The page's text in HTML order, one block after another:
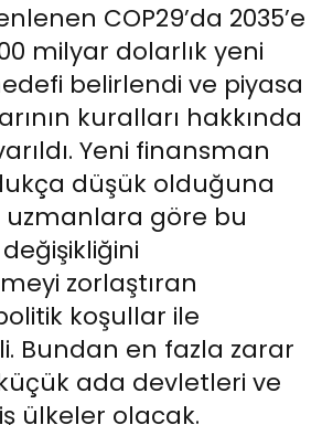
COP29’da 2035’e
milyar dolarlık yeni
belirlendi ve piyasa
kuralları hakkında
Yeni finansman
düşük olduğuna
uzmanlara göre bu
zorlaştıran
koşullar ile
Bundan en fazla zarar
ada devletleri ve
ülkeler olacak.